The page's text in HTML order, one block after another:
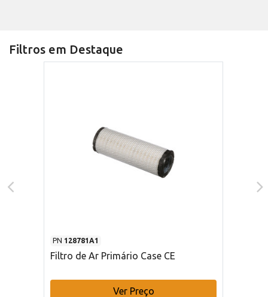
Filtros em Destaque
PN 128781A1
Filtro de Ar Primário Case CE
Ver Preço